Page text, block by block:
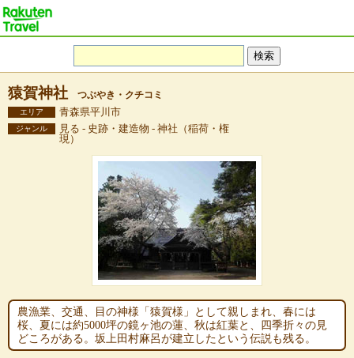
猿賀神社 つぶやき・クチコミ
エリア 青森県平川市
ジャンル
見る - 史跡・建造物 - 神社（稲荷・権
現）
農漁業、交通、目の神様「猿賀様」として親しまれ、春には
桜、夏には約5000坪の鏡ヶ池の蓮、秋は紅葉と、四季折々の見
どころがある。坂上田村麻呂が建立したという伝説も残る。